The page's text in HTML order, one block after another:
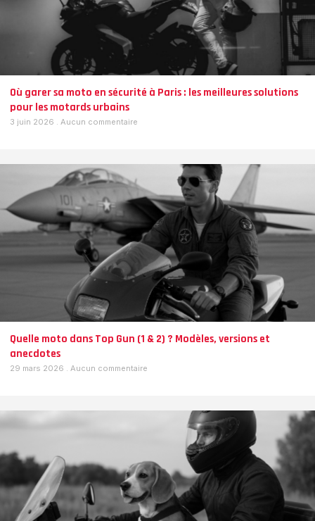
Où garer sa moto en sécurité à Paris : les meilleures solutions
pour les motards urbains
3 juin 2026 Aucun commentaire
Quelle moto dans Top Gun (1 & 2) ? Modèles, versions et
anecdotes
29 mars 2026 Aucun commentaire